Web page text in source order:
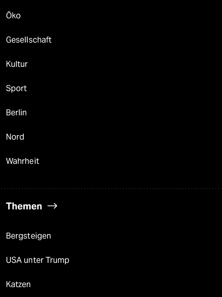
Öko
Gesellschaft
Kultur
Sport
Berlin
Nord
Wahrheit
Themen
Bergsteigen
USA unter Trump
Katzen